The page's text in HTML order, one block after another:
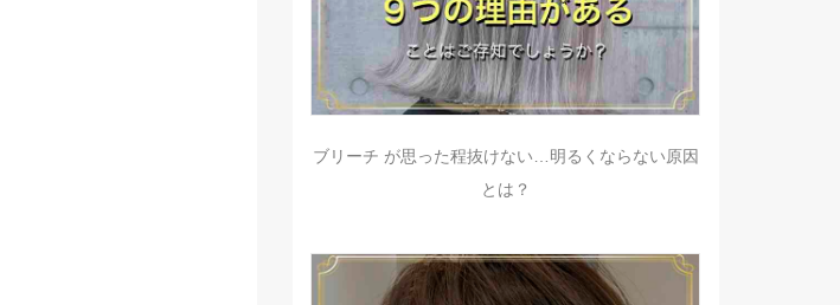
ブリーチ が思った程抜けない…明るくならない原因
とは？